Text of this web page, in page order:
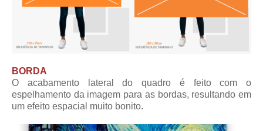
BORDA
O acabamento lateral do quadro é feito com o
espelhamento da imagem para as bordas, resultando em
um efeito espacial muito bonito.